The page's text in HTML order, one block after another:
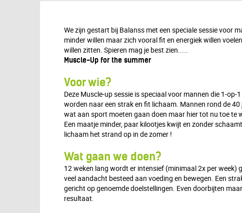
We zijn gestart bij Balanss met een speciale sessie voor
minder willen maar zich vooral fit en energiek willen
willen zitten. Spieren mag je best zien.....
Muscle-Up for the summer
Voor wie?
Deze Muscle-up sessie is speciaal voor mannen die 1-op-
worden naar een strak en fit lichaam. Mannen rond de
wat aan sport moeten gaan doen maar hier tot nu toe te
Een maatje minder, paar kilootjes kwijt en zonder
lichaam het strand op in de zomer !
Wat gaan we doen?
12 weken lang wordt er intensief (minimaal 2x per week)
veel aandacht besteed aan voeding en bewegen. Een
gericht op genoemde doelstellingen. Even doorbijten
resultaat.